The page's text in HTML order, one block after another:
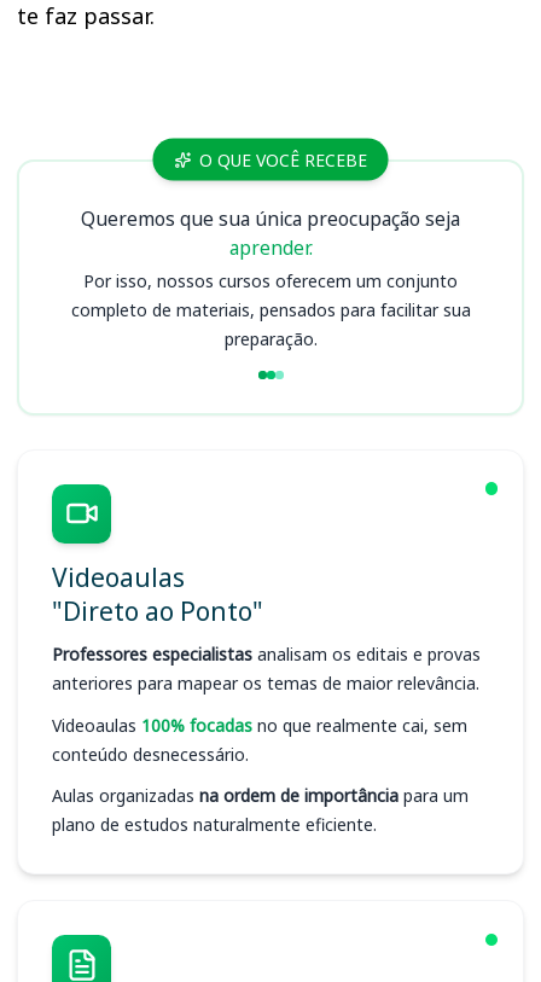
te faz passar.
Cursos O QUE VOCÊ RECEBE
Queremos que sua única preocupação seja
aprender.
Por isso, nossos cursos oferecem um conjunto
completo de materiais, pensados para facilitar sua
preparação.
Videoaulas
"Direto ao Ponto"
Professores especialistas analisam os editais e provas
anteriores para mapear os temas de maior relevância.
Videoaulas 100% focadas no que realmente cai, sem
conteúdo desnecessário.
Aulas organizadas na ordem de importância para um
plano de estudos naturalmente eficiente.